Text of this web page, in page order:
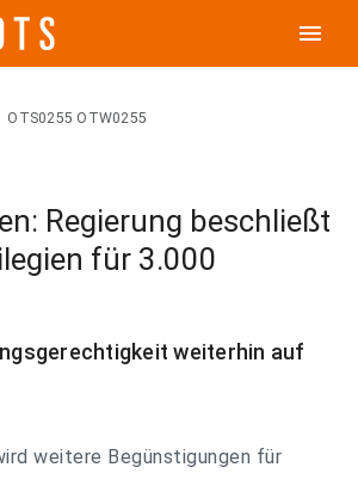
menu
OTS0255 OTW0255
Regierung beschließt
für 3.000
weiterhin auf
weitere Begünstigungen für